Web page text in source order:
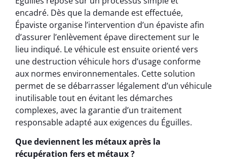
encadré. Dès que la demande est effectuée,
Épaviste organise l’intervention d’un épaviste afin
d’assurer l’enlèvement épave directement sur le
lieu indiqué. Le véhicule est ensuite orienté vers
une destruction véhicule hors d’usage conforme
aux normes environnementales. Cette solution
permet de se débarrasser légalement d’un véhicule
inutilisable tout en évitant les démarches
complexes, avec la garantie d’un traitement
responsable adapté aux exigences du Éguilles.
Que deviennent les métaux après la
récupération fers et métaux ?